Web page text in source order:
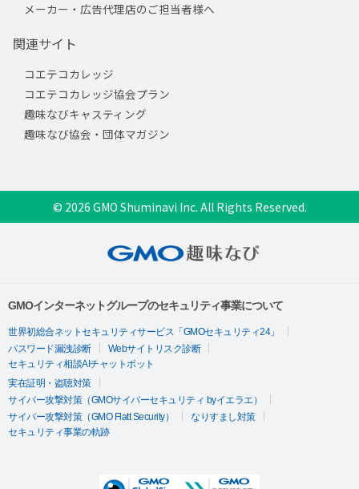
メーカー・広告代理店のご担当者様へ
関連サイト
コエテコカレッジ
コエテコカレッジ協会プラン
趣味なびキャスティング
趣味なび協会・団体マガジン
© 2026 GMO Shuminavi Inc. All Rights Reserved.